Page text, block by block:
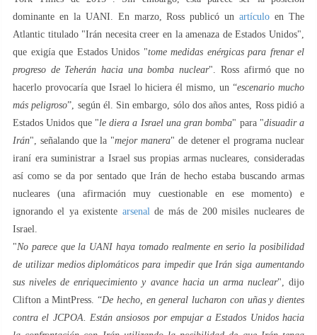
dominante en la UANI. En marzo, Ross publicó unartículo en The
Atlantic titulado "Irán necesita creer en la amenaza de Estados Unidos",
que exigía que Estados Unidos "tome medidas enérgicas para frenar el
progreso de Teherán hacia una bomba nuclear". Ross afirmó que no
hacerlo provocaría que Israel lo hiciera él mismo, un “escenario mucho
más peligroso”, según él. Sin embargo, sólo dos años antes, Ross pidió a
Estados Unidos que "le diera a Israel una gran bomba" para "disuadir a
Irán", señalando que la "mejor manera" de detener el programa nuclear
iraní era suministrar a Israel sus propias armas nucleares, consideradas
así como se da por sentado que Irán de hecho estaba buscando armas
nucleares (una afirmación muy cuestionable en ese momento) e
ignorando el ya existente arsenalde más de 200 misiles nucleares de
Israel.
"No parece que la UANI haya tomado realmente en serio la posibilidad
de utilizar medios diplomáticos para impedir que Irán siga aumentando
sus niveles de enriquecimiento y avance hacia un arma nuclear", dijo
Clifton a MintPress. “De hecho, en general lucharon con uñas y dientes
contra el JCPOA. Están ansiosos por empujar a Estados Unidos hacia